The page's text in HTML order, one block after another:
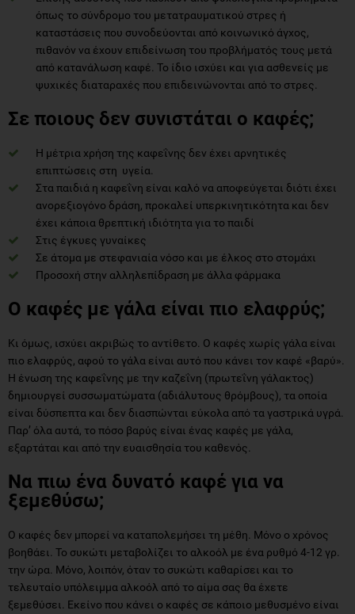
όπως το σύνδρομο του μετατραυματικού στρες ή
καταστάσεις που συνοδεύονται από κοινωνικό άγχος,
πιθανόν να έχουν επιδείνωση του προβλήματός τους μετά
από κατανάλωση καφέ. Το ίδιο ισχύει και για ασθενείς με
ψυχικές διαταραχές που επιδεινώνονται από το στρες.
Σε ποιους δεν συνιστάται ο καφές;
Η μέτρια χρήση της καφεΐνης δεν έχει αρνητικές
επιπτώσεις στη υγεία.
Στα παιδιά η καφεΐνη είναι καλό να αποφεύγεται διότι έχει
ανορεξιογόνο δράση, προκαλεί υπερκινητικότητα και δεν
έχει κάποια θρεπτική ιδιότητα για το παιδί
Στις έγκυες γυναίκες
Σε άτομα με στεφανιαία νόσο και με έλκος στο στομάχι
Προσοχή στην αλληλεπίδραση με άλλα φάρμακα
Ο καφές με γάλα είναι πιο ελαφρύς;
Κι όμως, ισχύει ακριβώς το αντίθετο. Ο καφές χωρίς γάλα είναι
πιο ελαφρύς, αφού το γάλα είναι αυτό που κάνει τον καφέ «βαρύ».
Η ένωση της καφεΐνης με την καζεΐνη (πρωτεΐνη γάλακτος)
δημιουργεί συσσωματώματα (αδιάλυτους θρόμβους), τα οποία
είναι δύσπεπτα και δεν διασπώνται εύκολα από τα γαστρικά υγρά.
Παρ’ όλα αυτά, το πόσο βαρύς είναι ένας καφές με γάλα,
εξαρτάται και από την ευαισθησία του καθενός.
Να πιω ένα δυνατό καφέ για να
ξεμεθύσω;
Ο καφές δεν μπορεί να καταπολεμήσει τη μέθη. Μόνο ο χρόνος
βοηθάει. Το συκώτι μεταβολίζει το αλκοόλ με ένα ρυθμό 4-12 γρ.
την ώρα. Μόνο, λοιπόν, όταν το συκώτι καθαρίσει και το
τελευταίο υπόλειμμα αλκοόλ από το αίμα σας θα έχετε
ξεμεθύσει. Εκείνο που κάνει ο καφές σε κάποιο μεθυσμένο είναι